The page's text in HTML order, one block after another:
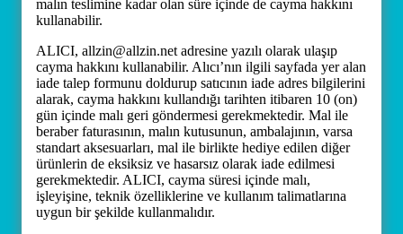
malın teslimine kadar olan süre içinde de cayma hakkını
kullanabilir.
ALICI, allzin@allzin.net adresine yazılı olarak ulaşıp
cayma hakkını kullanabilir. Alıcı’nın ilgili sayfada yer alan
iade talep formunu doldurup satıcının iade adres bilgilerini
alarak, cayma hakkını kullandığı tarihten itibaren 10 (on)
gün içinde malı geri göndermesi gerekmektedir. Mal ile
beraber faturasının, malın kutusunun, ambalajının, varsa
standart aksesuarları, mal ile birlikte hediye edilen diğer
ürünlerin de eksiksiz ve hasarsız olarak iade edilmesi
gerekmektedir. ALICI, cayma süresi içinde malı,
işleyişine, teknik özelliklerine ve kullanım talimatlarına
uygun bir şekilde kullanmalıdır.